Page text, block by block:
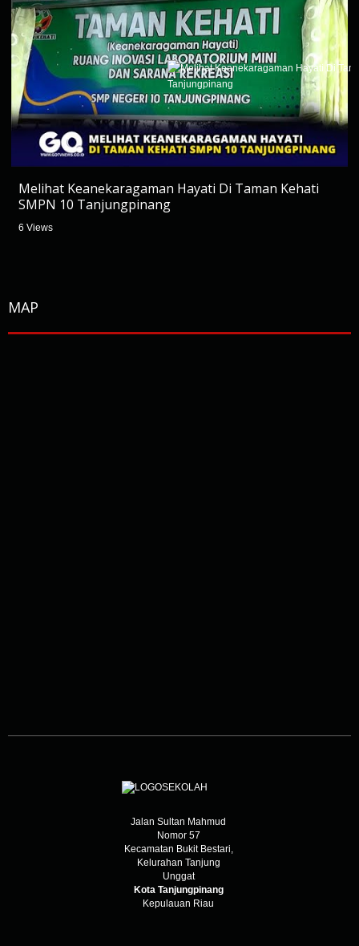
Melihat Keanekaragaman Hayati Di Taman Kehati
SMPN 10 Tanjungpinang
6 Views
MAP
Jalan Sultan Mahmud
Nomor 57
Kecamatan Bukit Bestari,
Kelurahan Tanjung
Unggat
Kota Tanjungpinang
Kepulauan Riau